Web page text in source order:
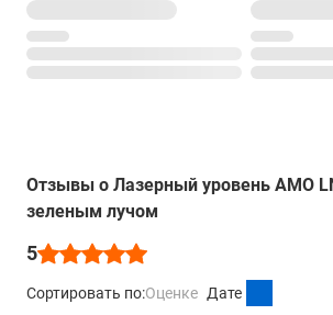
Отзывы о Лазерный уровень AMO
зеленым лучом
5
Сортировать по:Оценке Дате